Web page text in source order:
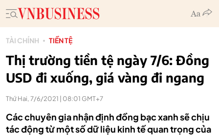
TÀI CHÍNH TIỀN TỆ
Thị trường tiền tệ ngày 7/6: Đồng
USD đi xuống, giá vàng đi ngang
Thứ Hai, 7/6/2021 | 08:01 GMT+7
Các chuyên gia nhận định đồng bạc xanh sẽ chịu
tác động từ một số dữ liệu kinh tế quan trọng của